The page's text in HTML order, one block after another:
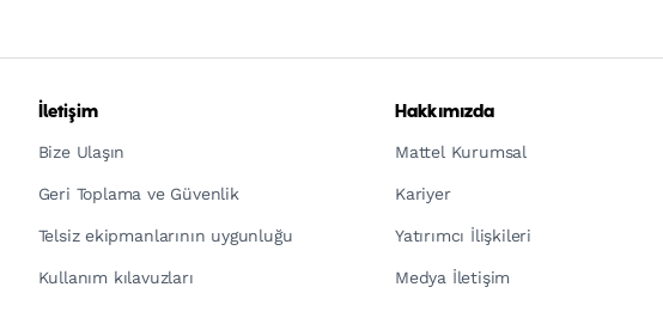
İletişim
Bize Ulaşın
Geri Toplama ve Güvenlik
Telsiz ekipmanlarının uygunluğu
Kullanım kılavuzları
Hakkımızda
Mattel Kurumsal
Kariyer
Yatırımcı İlişkileri
Medya İletişim